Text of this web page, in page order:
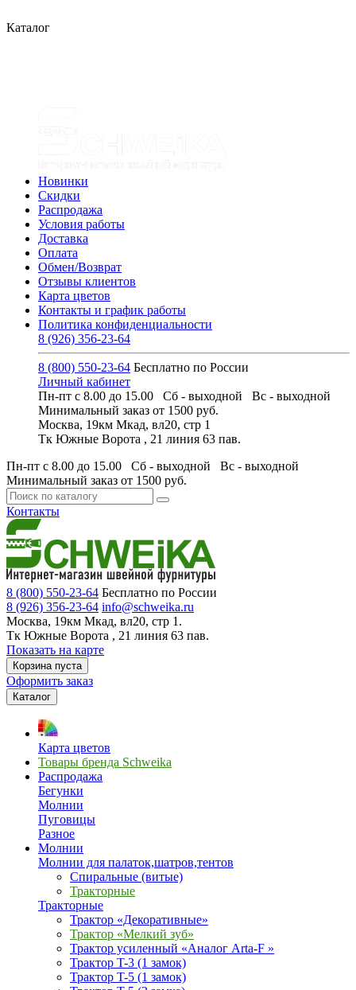
Каталог
Новинки
Скидки
Распродажа
Условия работы
Доставка
Оплата
Обмен/Возврат
Отзывы клиентов
Карта цветов
Контакты и график работы
Политика конфиденциальности
8 (926) 356-23-64
8 (800) 550-23-64 Бесплатно по России
Личный кабинет
Пн-пт с 8.00 до 15.00 Сб - выходной Вс - выходной
Минимальный заказ от 1500 руб.
Москва, 19км Мкад, вл20, стр 1
Тк Южные Ворота , 21 линия 63 пав.
Пн-пт с 8.00 до 15.00 Сб - выходной Вс - выходной
Минимальный заказ от 1500 руб.
Контакты
8 (800) 550-23-64 Бесплатно по России
8 (926) 356-23-64 info@schweika.ru
Москва, 19км Мкад, вл20, стр 1.
Тк Южные Ворота , 21 линия 63 пав.
Показать на карте
Корзина пуста
Оформить заказ
Каталог
Карта цветов
Товары бренда Schweika
Распродажа
Бегунки
Молнии
Пуговицы
Разное
Молнии
Молнии для палаток,шатров,тентов
Спиральные (витые)
Тракторные
Тракторные
Трактор «Декоративные»
Трактор «Мелкий зуб»
Трактор усиленный «Аналог Arta-F »
Трактор T-3 (1 замок)
Трактор T-5 (1 замок)